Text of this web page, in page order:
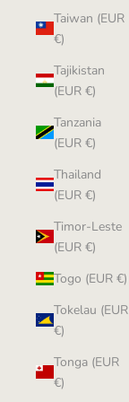
Taiwan (EUR
€)
Tajikistan
(EUR €)
Tanzania
(EUR €)
Thailand
(EUR €)
Timor-Leste
(EUR €)
Togo (EUR €)
Tokelau (EUR
€)
Tonga (EUR
€)